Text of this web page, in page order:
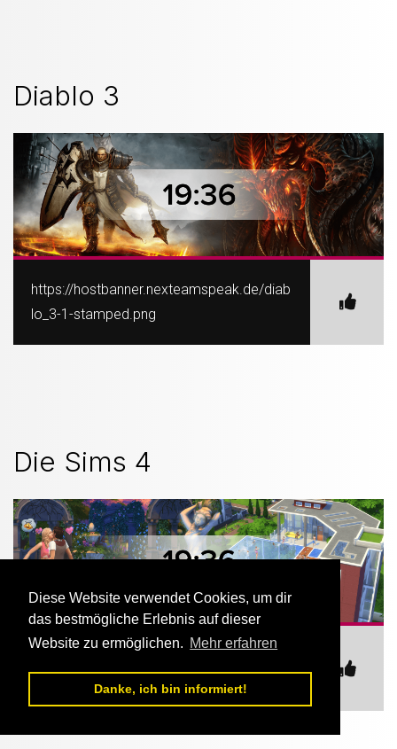
Diese Website verwendet Cookies, um dir
das bestmögliche Erlebnis auf dieser
Website zu ermöglichen. Mehr erfahren
Danke, ich bin informiert!
Diablo 3
https://hostbanner.nexteamspeak.de/diab
lo_3-1-stamped.png
Die Sims 4
https://hostbanner.nexteamspeak.de/sim
s_4-1-stamped.png